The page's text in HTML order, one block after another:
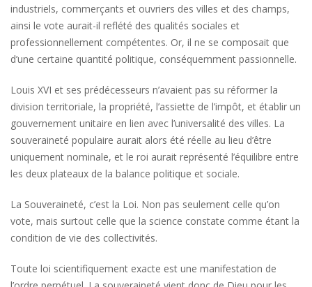
industriels, commerçants et ouvriers des villes et des champs,
ainsi le vote aurait-il reflété des qualités sociales et
professionnellement compétentes. Or, il ne se composait que
d’une certaine quantité politique, conséquemment passionnelle.
Louis XVI et ses prédécesseurs n’avaient pas su réformer la
division territoriale, la propriété, l’assiette de l’impôt, et établir un
gouvernement unitaire en lien avec l’universalité des villes. La
souveraineté populaire aurait alors été réelle au lieu d’être
uniquement nominale, et le roi aurait représenté l’équilibre entre
les deux plateaux de la balance politique et sociale.
La Souveraineté, c’est la Loi. Non pas seulement celle qu’on
vote, mais surtout celle que la science constate comme étant la
condition de vie des collectivités.
Toute loi scientifiquement exacte est une manifestation de